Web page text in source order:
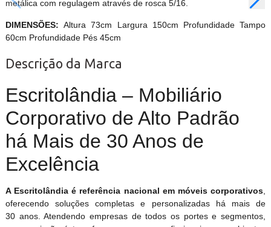
metálica com regulagem através de rosca 5/16.
DIMENSÕES:Altura 73cm Largura 150cm Profundidade Tampo
60cm Profundidade Pés 45cm
Descrição da Marca
Escritolândia – Mobiliário
Corporativo de Alto Padrão
há Mais de 30 Anos de
Excelência
A Escritolândia é referência nacional em móveis corporativos
oferecendo soluções completas e personalizadas há mais de
30 anos. Atendendo empresas de todos os portes e segmentos,